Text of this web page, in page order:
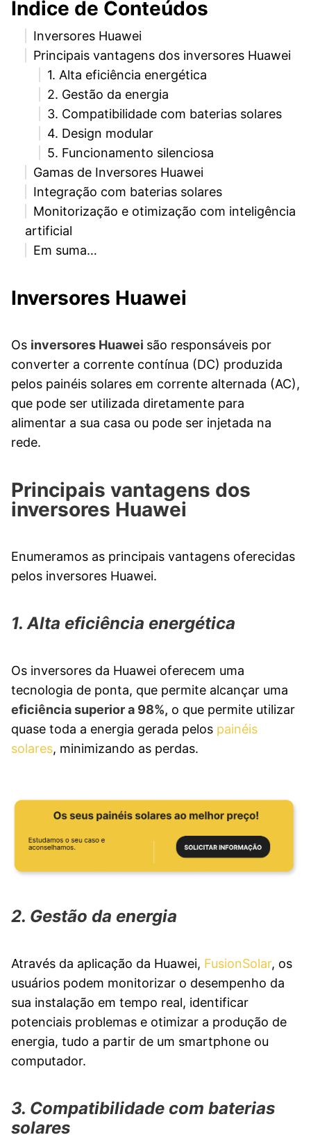
Índice de Conteúdos
Inversores Huawei
Principais vantagens dos inversores Huawei
1. Alta eficiência energética
2. Gestão da energia
3. Compatibilidade com baterias solares
4. Design modular
5. Funcionamento silenciosa
Gamas de Inversores Huawei
Integração com baterias solares
Monitorização e otimização com inteligência
artificial
Em suma…
Inversores Huawei
Os inversores Huawei são responsáveis por
converter a corrente contínua (DC) produzida
pelos painéis solares em corrente alternada (AC),
que pode ser utilizada diretamente para
alimentar a sua casa ou pode ser injetada na
rede.
Principais vantagens dos
inversores Huawei
Enumeramos as principais vantagens oferecidas
pelos inversores Huawei.
1. Alta eficiência energética
Os inversores da Huawei oferecem uma
tecnologia de ponta, que permite alcançar uma
eficiência superior a 98%, o que permite utilizar
quase toda a energia gerada pelos painéis
solares, minimizando as perdas.
2. Gestão da energia
Através da aplicação da Huawei, FusionSolar, os
usuários podem monitorizar o desempenho da
sua instalação em tempo real, identificar
potenciais problemas e otimizar a produção de
energia, tudo a partir de um smartphone ou
computador.
3. Compatibilidade com baterias
solares